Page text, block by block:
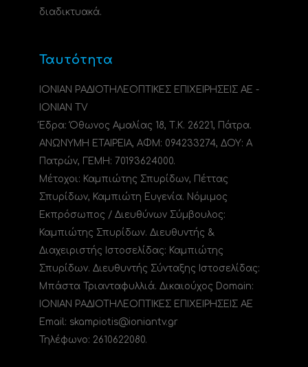
διαδικτυακά.
Ταυτότητα
ΙΟΝΙΑΝ ΡΑΔΙΟΤΗΛΕΟΠΤΙΚΕΣ ΕΠΙΧΕΙΡΗΣΕΙΣ ΑΕ -
IONIAN TV
Έδρα: Όθωνος Αμαλίας 18, Τ.Κ. 26221, Πάτρα.
ΑΝΩΝΥΜΗ ΕΤΑΙΡΕΙΑ, ΑΦΜ: 094233274, ΔΟΥ: A
Πατρών, ΓΕΜΗ: 70193624000.
Μέτοχοι: Καμπιώτης Σπυρίδων, Πέττας
Σπυρίδων, Καμπιώτη Ευγενία. Νόμιμος
Εκπρόσωπος / Διευθύνων Σύμβουλος:
Καμπιώτης Σπυρίδων. Διευθυντής &
Διαχειριστής Ιστοσελίδας: Καμπιώτης
Σπυρίδων. Διευθυντής Σύνταξης Ιστοσελίδας:
Μπάστα Τριανταφυλλιά. Δικαιούχος Domain:
ΙΟΝΙΑΝ ΡΑΔΙΟΤΗΛΕΟΠΤΙΚΕΣ ΕΠΙΧΕΙΡΗΣΕΙΣ ΑΕ
Email: skampiotis@ioniantv.gr
Τηλέφωνο: 2610622080.